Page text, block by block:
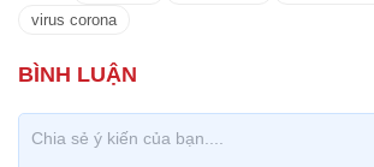
virus corona